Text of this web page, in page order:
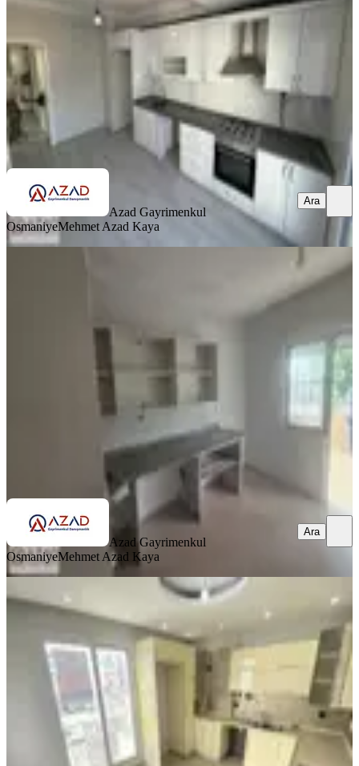
3+1
·5. Kat·03.07.2026
3.550.000 ₺
Azad Gayrimenkul OsmaniyeMehmet Azad Kaya
Ara
Azad Gayrimenkul
OsmaniyeMehmet Azad Kaya
Ara
Azad Doktor Ihsan Mah. Satılık
Merkez, Dr.ihsan Göknal Mahallesi
125 m² 29.06.2026
3.250.000 ₺
Azad Gayrimenkul Osmaniye Mehmet Azad Kaya
Azad Gayrimenkul
OsmaniyeMehmet Azad Kaya
Ara
Azad-esenevler Mah. Salı Pazarı
Civarı Satılık Dubleks Daire
Merkez, Esenevler Mahallesi
4+1
·
3.700.000 ₺